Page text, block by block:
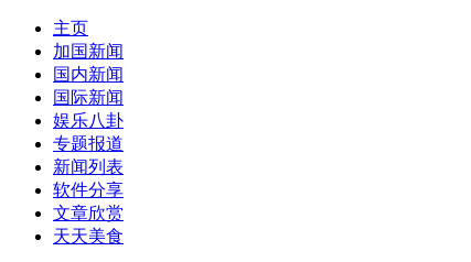
主页
加国新闻
国内新闻
国际新闻
娱乐八卦
专题报道
新闻列表
软件分享
文章欣赏
天天美食